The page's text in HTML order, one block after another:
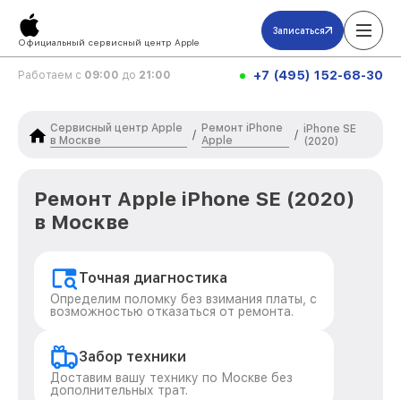
Официальный сервисный центр Apple
Записаться
Работаем с 09:00 до 21:00 +7 (495) 152-68-30
Сервисный центр Apple
в Москве
/
Ремонт iPhone
Apple
/ iPhone SE
(2020)
Ремонт Apple iPhone SE (2020)
в Москве
Точная диагностика
Определим поломку без взимания платы, с
возможностью отказаться от ремонта.
Забор техники
Доставим вашу технику по Москве без
дополнительных трат.